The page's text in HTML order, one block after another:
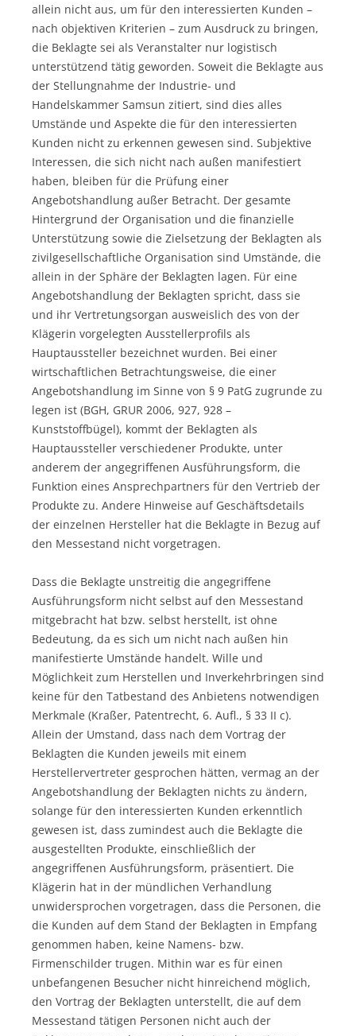
allein nicht aus, um für den interessierten Kunden –
nach objektiven Kriterien – zum Ausdruck zu bringen,
die Beklagte sei als Veranstalter nur logistisch
unterstützend tätig geworden. Soweit die Beklagte aus
der Stellungnahme der Industrie- und
Handelskammer Samsun zitiert, sind dies alles
Umstände und Aspekte die für den interessierten
Kunden nicht zu erkennen gewesen sind. Subjektive
Interessen, die sich nicht nach außen manifestiert
haben, bleiben für die Prüfung einer
Angebotshandlung außer Betracht. Der gesamte
Hintergrund der Organisation und die finanzielle
Unterstützung sowie die Zielsetzung der Beklagten als
zivilgesellschaftliche Organisation sind Umstände, die
allein in der Sphäre der Beklagten lagen. Für eine
Angebotshandlung der Beklagten spricht, dass sie
und ihr Vertretungsorgan ausweislich des von der
Klägerin vorgelegten Ausstellerprofils als
Hauptaussteller bezeichnet wurden. Bei einer
wirtschaftlichen Betrachtungsweise, die einer
Angebotshandlung im Sinne von § 9 PatG zugrunde zu
legen ist (BGH, GRUR 2006, 927, 928 –
Kunststoffbügel), kommt der Beklagten als
Hauptaussteller verschiedener Produkte, unter
anderem der angegriffenen Ausführungsform, die
Funktion eines Ansprechpartners für den Vertrieb der
Produkte zu. Andere Hinweise auf Geschäftsdetails
der einzelnen Hersteller hat die Beklagte in Bezug auf
den Messestand nicht vorgetragen.
Dass die Beklagte unstreitig die angegriffene
Ausführungsform nicht selbst auf den Messestand
mitgebracht hat bzw. selbst herstellt, ist ohne
Bedeutung, da es sich um nicht nach außen hin
manifestierte Umstände handelt. Wille und
Möglichkeit zum Herstellen und Inverkehrbringen sind
keine für den Tatbestand des Anbietens notwendigen
Merkmale (Kraßer, Patentrecht, 6. Aufl., § 33 II c).
Allein der Umstand, dass nach dem Vortrag der
Beklagten die Kunden jeweils mit einem
Herstellervertreter gesprochen hätten, vermag an der
Angebotshandlung der Beklagten nichts zu ändern,
solange für den interessierten Kunden erkenntlich
gewesen ist, dass zumindest auch die Beklagte die
ausgestellten Produkte, einschließlich der
angegriffenen Ausführungsform, präsentiert. Die
Klägerin hat in der mündlichen Verhandlung
unwidersprochen vorgetragen, dass die Personen, die
die Kunden auf dem Stand der Beklagten in Empfang
genommen haben, keine Namens- bzw.
Firmenschilder trugen. Mithin war es für einen
unbefangenen Besucher nicht hinreichend möglich,
den Vortrag der Beklagten unterstellt, die auf dem
Messestand tätigen Personen nicht auch der